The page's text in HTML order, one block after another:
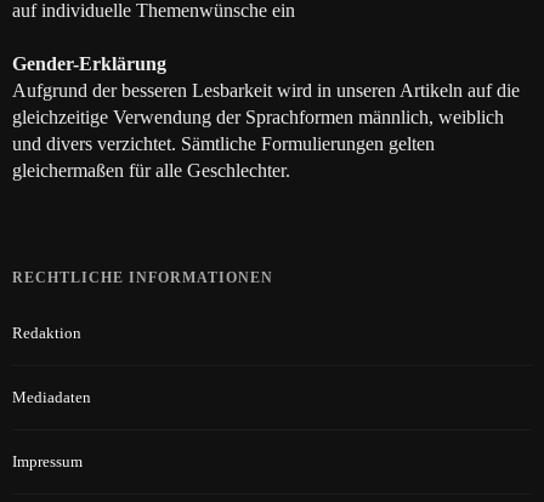
auf individuelle Themenwünsche ein
Gender-Erklärung
Aufgrund der besseren Lesbarkeit wird in unseren Artikeln auf die
gleichzeitige Verwendung der Sprachformen männlich, weiblich
und divers verzichtet. Sämtliche Formulierungen gelten
gleichermaßen für alle Geschlechter.
RECHTLICHE INFORMATIONEN
Redaktion
Mediadaten
Impressum